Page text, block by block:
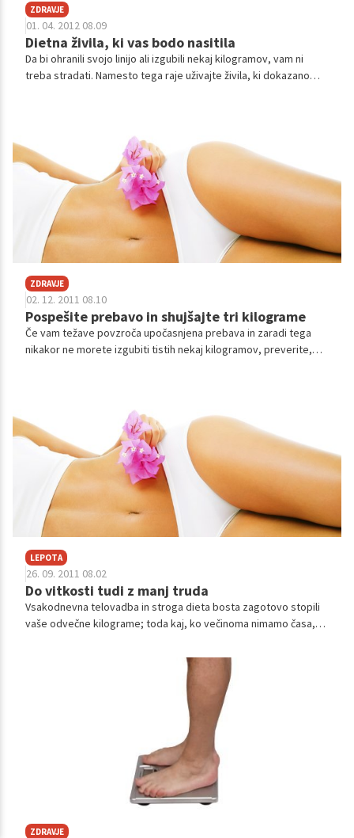
ZDRAVJE
01. 04. 2012 08.09
Dietna živila, ki vas bodo nasitila
Da bi ohranili svojo linijo ali izgubili nekaj kilogramov, vam ni
treba stradati. Namesto tega raje uživajte živila, ki dokazano
ZDRAVJE
02. 12. 2011 08.10
Pospešite prebavo in shujšajte tri kilograme
Če vam težave povzroča upočasnjena prebava in zaradi tega
nikakor ne morete izgubiti tistih nekaj kilogramov, preverite,
LEPOTA
26. 09. 2011 08.02
Do vitkosti tudi z manj truda
Vsakodnevna telovadba in stroga dieta bosta zagotovo stopili
vaše odvečne kilograme; toda kaj, ko večinoma nimamo časa,
postave pripelje tudi nekaj manj zahtevnih navad.
ZDRAVJE